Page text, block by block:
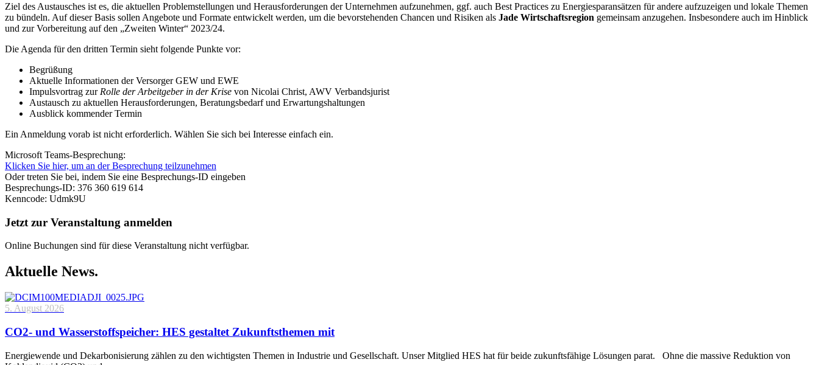
Ziel des Austausches ist es, die aktuellen Problemstellungen und Herausforderungen der Unternehmen aufzunehmen, ggf. auch Best Practices zu Energiesparansätzen für andere aufzuzeigen und lokale Themen
zu bündeln. Auf dieser Basis sollen Angebote und Formate entwickelt werden, um die bevorstehenden Chancen und Risiken als Jade Wirtschaftsregion gemeinsam anzugehen. Insbesondere auch im Hinblick
und zur Vorbereitung auf den „Zweiten Winter“ 2023/24.
Die Agenda für den dritten Termin sieht folgende Punkte vor:
Begrüßung
Aktuelle Informationen der Versorger GEW und EWE
Impulsvortrag zur Rolle der Arbeitgeber in der Krise von Nicolai Christ, AWV Verbandsjurist
Austausch zu aktuellen Herausforderungen, Beratungsbedarf und Erwartungshaltungen
Ausblick kommender Termin
Ein Anmeldung vorab ist nicht erforderlich. Wählen Sie sich bei Interesse einfach ein.
Microsoft Teams-Besprechung:
Klicken Sie hier, um an der Besprechung teilzunehmen
Oder treten Sie bei, indem Sie eine Besprechungs-ID eingeben
Besprechungs-ID: 376 360 619 614
Kenncode: Udmk9U
Jetzt zur Veranstaltung anmelden
Online Buchungen sind für diese Veranstaltung nicht verfügbar.
Aktuelle News.
5. August 2026
CO2- und Wasserstoffspeicher: HES gestaltet Zukunftsthemen mit
Energiewende und Dekarbonisierung zählen zu den wichtigsten Themen in Industrie und Gesellschaft. Unser Mitglied HES hat für beide zukunftsfähige Lösungen parat. Ohne die massive Reduktion von